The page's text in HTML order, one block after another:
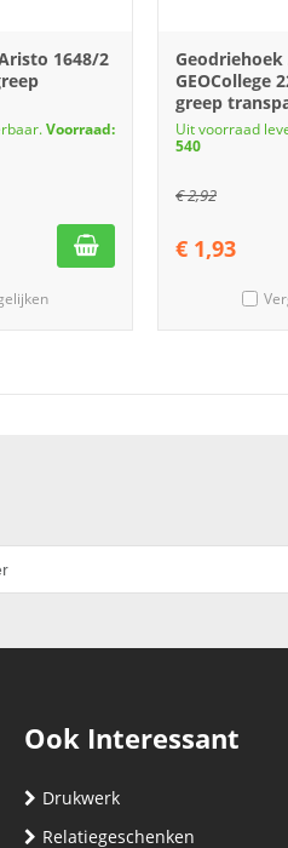
1648/2
Voorraad:
GEOCollege
greep
Uit voorraad
540
€2,92
€ 1,93
Ook Interessant
Drukwerk
Relatiegeschenken